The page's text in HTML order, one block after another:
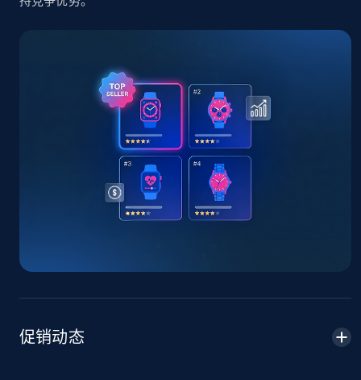
URL, Title, Available, Description, Currency, Initial
price, Final price, Discount percent, and more.
668+ 立即开始
price, Final price, Discount percent, and more.
促销动态